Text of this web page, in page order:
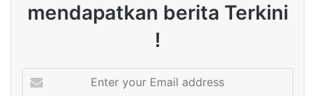
mendapatkan berita Terkini
!
your